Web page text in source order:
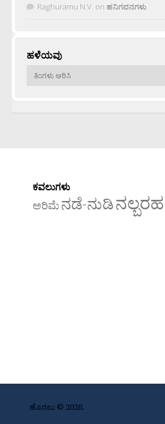
Raghuramu N.V. on ಹನಿಗವನಗಳು
ಹಳೆಯವು
ಹಳೆಯವು
ಕವಲುಗಳು
ಅರಿಮೆನಡೆ-ನುಡಿನಲ್ಬರಹ
ಹೊನಲು © 2026.